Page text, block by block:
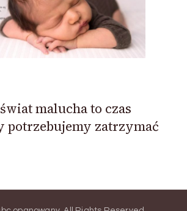
malucha to czas
potrzebujemy zatrzymać